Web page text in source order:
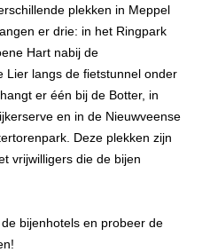
plekken in Meppel
er drie: in het Ringpark
Hart nabij de
Lier langs de fietstunnel onder
er één bij de Botter, in
en in de Nieuwveense
Deze plekken zijn
vrijwilligers die de bijen
bijenhotels en probeer de